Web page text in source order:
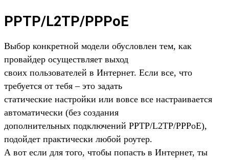
PPTP/L2TP/PPPoE
Выбор конкретной модели обусловлен тем, как
провайдер осуществляет выход
своих пользователей в Интернет. Если все, что
требуется от тебя – это задать
статические настройки или вовсе все настраивается
автоматически (без создания
дополнительных подключений PPTP/L2TP/PPPoE),
подойдет практически любой роутер.
А вот если для того, чтобы попасть в Интернет, ты